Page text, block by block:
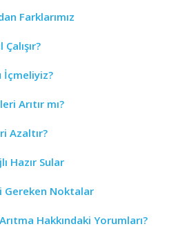
Farklarımız
İçmeliyiz?
Arıtır mı?
Azaltır?
Hazır Sular
Gereken Noktalar
Hakkındaki Yorumları?